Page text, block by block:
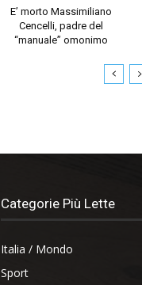
E’ morto Massimiliano
Cencelli, padre del
“manuale” omonimo
Categorie Più Lette
Italia / Mondo
Sport